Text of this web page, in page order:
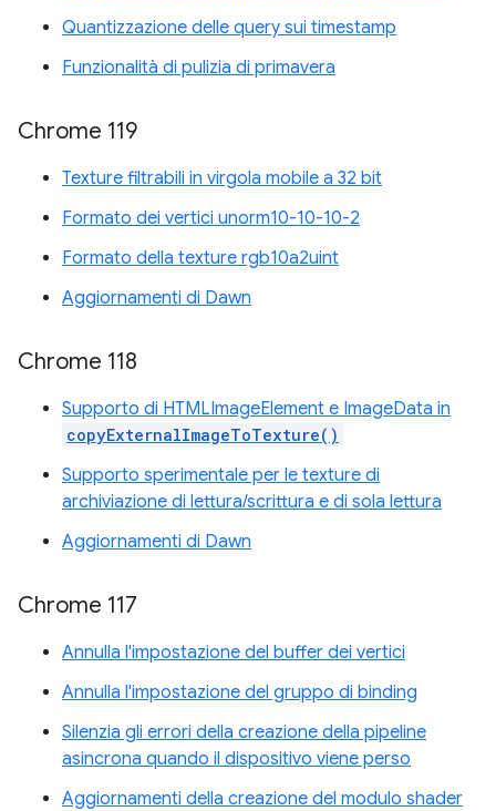
Quantizzazione delle query sui timestamp
Funzionalità di pulizia di primavera
Chrome 119
Texture filtrabili in virgola mobile a 32 bit
Formato dei vertici unorm10-10-10-2
Formato della texture rgb10a2uint
Aggiornamenti di Dawn
Chrome 118
Supporto di HTMLImageElement e ImageData in
copyExternalImageToTexture()
Supporto sperimentale per le texture di
archiviazione di lettura/scrittura e di sola lettura
Aggiornamenti di Dawn
Chrome 117
Annulla l'impostazione del buffer dei vertici
Annulla l'impostazione del gruppo di binding
Silenzia gli errori della creazione della pipeline
asincrona quando il dispositivo viene perso
Aggiornamenti della creazione del modulo shader